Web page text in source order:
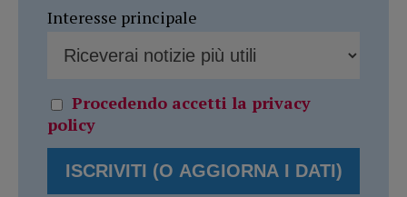
Interesse principale
Procedendo accetti la privacy
policy